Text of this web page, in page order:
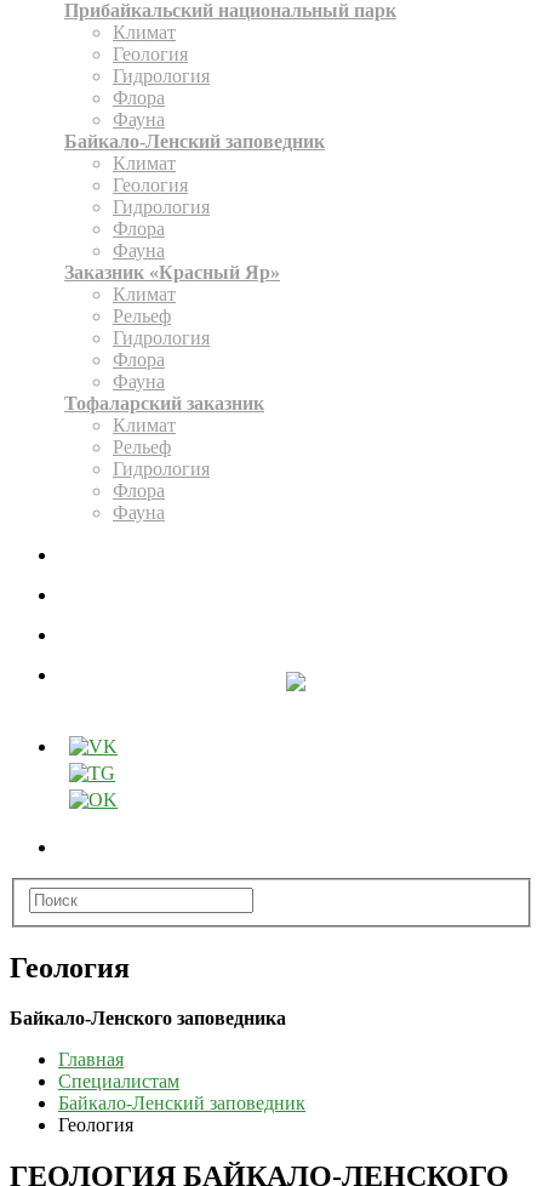
Прибайкальский национальный парк
Климат
Геология
Гидрология
Флора
Фауна
Байкало-Ленский заповедник
Климат
Геология
Гидрология
Флора
Фауна
Заказник «Красный Яр»
Климат
Рельеф
Гидрология
Флора
Фауна
Тофаларский заказник
Климат
Рельеф
Гидрология
Флора
Фауна
Геология
Байкало-Ленского заповедника
Главная
Специалистам
Байкало-Ленский заповедник
Геология
ГЕОЛОГИЯ БАЙКАЛО-ЛЕНСКОГО